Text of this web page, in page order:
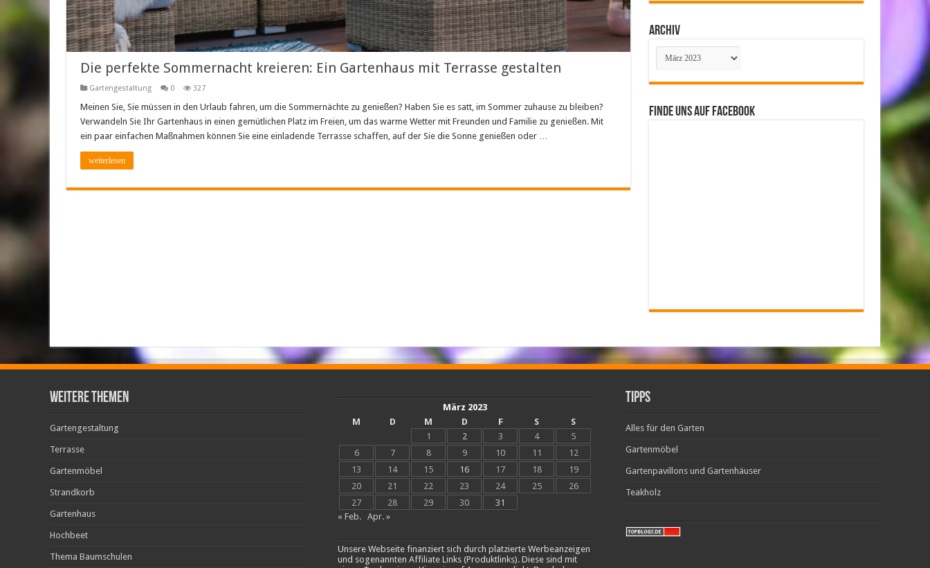
Die perfekte Sommernacht kreieren: Ein Gartenhaus mit Terrasse gestalten
Gartengestaltung 0 327
Meinen Sie, Sie müssen in den Urlaub fahren, um die Sommernächte zu genießen? Haben Sie es satt, im Sommer zuhause zu bleiben?
Verwandeln Sie Ihr Gartenhaus in einen gemütlichen Platz im Freien, um das warme Wetter mit Freunden und Familie zu genießen. Mit
ein paar einfachen Maßnahmen können Sie eine einladende Terrasse schaffen, auf der Sie die Sonne genießen oder …
weiterlesen
Archiv
Archiv
Finde uns auf Facebook
weitere Themen
Gartengestaltung
Terrasse
Gartenmöbel
Strandkorb
Gartenhaus
Hochbeet
Thema Baumschulen
März 2023
M
D M D F S
S
1
2 3 4
5
6
7 8 9 10 11
12
13
14 15 16 17 18
19
20
21 22 23 24 25
26
27
28 29 30
31
« Feb. Apr. »
Unsere Webseite finanziert sich durch platzierte Werbeanzeigen
und sogenannten Affiliate Links (Produktlinks). Diese sind mit
Tipps
Alles für den Garten
Gartenmöbel
Gartenpavillons und Gartenhäuser
Teakholz